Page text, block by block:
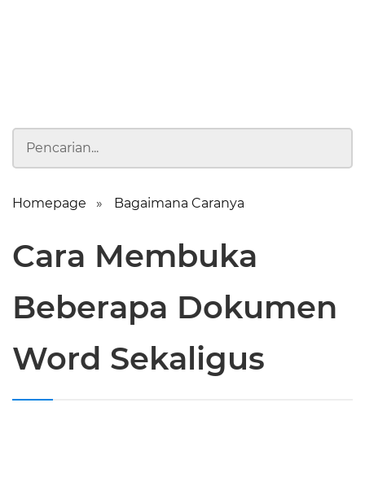
Homepage Bagaimana Caranya
Cara Membuka
Beberapa Dokumen
Word Sekaligus